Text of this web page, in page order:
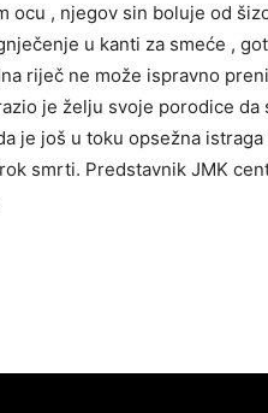
ocu , njegov sin boluje od
u kanti za smeće ,
riječ ne može ispravno
je želju svoje porodice
je još u toku opsežna
smrti. Predstavnik JMK